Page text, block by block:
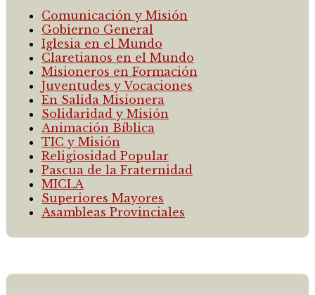
Comunicación y Misión
Gobierno General
Iglesia en el Mundo
Claretianos en el Mundo
Misioneros en Formación
Juventudes y Vocaciones
En Salida Misionera
Solidaridad y Misión
Animación Bíblica
TIC y Misión
Religiosidad Popular
Pascua de la Fraternidad
MICLA
Superiores Mayores
Asambleas Provinciales